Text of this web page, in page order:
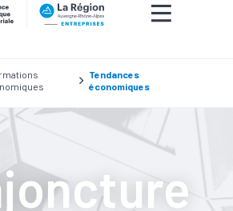
Tendances
économiques